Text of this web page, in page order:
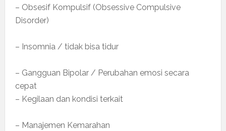
– Obsesif Kompulsif (Obsessive Compulsive
Disorder)
– Insomnia / tidak bisa tidur
– Gangguan Bipolar / Perubahan emosi secara
cepat
– Kegilaan dan kondisi terkait
– Manajemen Kemarahan